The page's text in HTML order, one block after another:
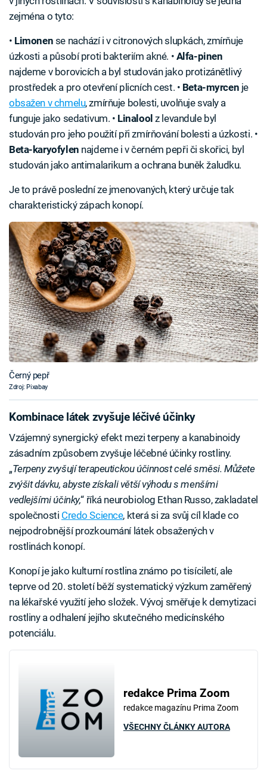
zejména o tyto:
• Limonen se nachází i v citronových slupkách, zmírňuje
úzkosti a působí proti bakteriím akné. • Alfa-pinen
najdeme v borovicích a byl studován jako protizánětlivý
prostředek a pro otevření plicních cest. • Beta-myrcen je
obsažen v chmelu, zmírňuje bolesti, uvolňuje svaly a
funguje jako sedativum. • Linalool z levandule byl
studován pro jeho použití při zmírňování bolesti a úzkosti. •
Beta-karyofylen najdeme i v černém pepři či skořici, byl
studován jako antimalarikum a ochrana buněk žaludku.
Je to právě poslední ze jmenovaných, který určuje tak
charakteristický zápach konopí.
Černý pepř
Zdroj: Pixabay
Kombinace látek zvyšuje léčivé účinky
Vzájemný synergický efekt mezi terpeny a kanabinoidy
zásadním způsobem zvyšuje léčebné účinky rostliny.
„Terpeny zvyšují terapeutickou účinnost celé směsi. Můžete
zvýšit dávku, abyste získali větší výhodu s menšími
vedlejšími účinky,“ říká neurobiolog Ethan Russo, zakladatel
společnosti Credo Science, která si za svůj cíl klade co
nejpodrobnější prozkoumání látek obsažených v
rostlinách konopí.
Konopí je jako kulturní rostlina známo po tisíciletí, ale
teprve od 20. století běží systematický výzkum zaměřený
na lékařské využití jeho složek. Vývoj směřuje k demytizaci
rostliny a odhalení jejího skutečného medicínského
potenciálu.
redakce Prima Zoom
redakce magazínu Prima Zoom
VŠECHNY ČLÁNKY AUTORA